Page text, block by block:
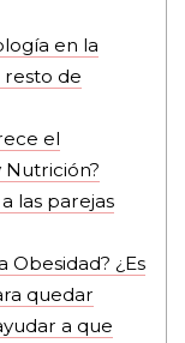
en la
resto de
el
las parejas
Obesidad? ¿Es
quedar
a que